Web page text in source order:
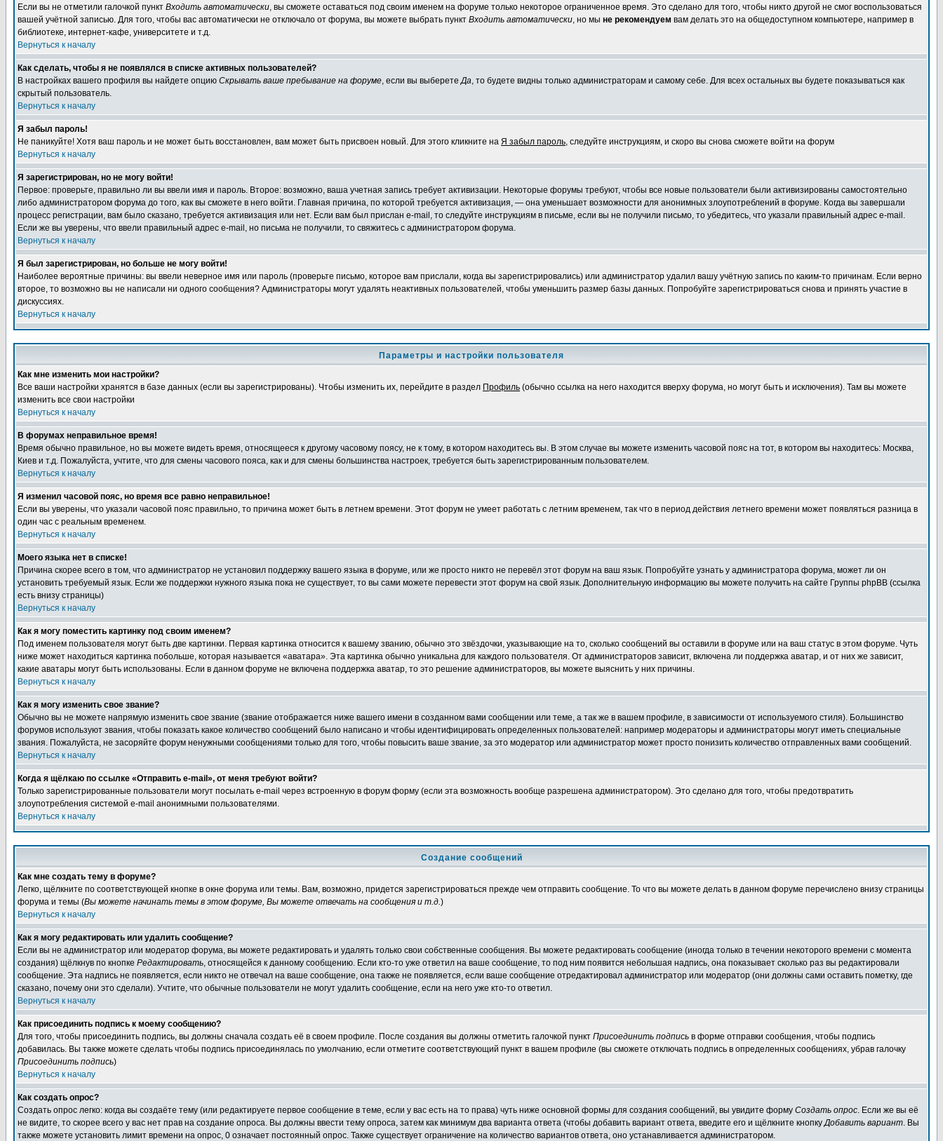
Если вы не отметили галочкой пункт Входить автоматически, вы сможете оставаться под своим именем на форуме только некоторое ограниченное время. Это сделано для того, чтобы никто другой не смог воспользоваться
вашей учётной записью. Для того, чтобы вас автоматически не отключало от форума, вы можете выбрать пункт Входить автоматически, но мы не рекомендуем вам делать это на общедоступном компьютере, например в
библиотеке, интернет-кафе, университете и т.д.
Вернуться к началу
Как сделать, чтобы я не появлялся в списке активных пользователей?
В настройках вашего профиля вы найдете опцию Скрывать ваше пребывание на форуме, если вы выберетеДа, то будете видны только администраторам и самому себе. Для всех остальных вы будете показываться как
скрытый пользователь.
Вернуться к началу
Я забыл пароль!
Не паникуйте! Хотя ваш пароль и не может быть восстановлен, вам может быть присвоен новый. Для этого кликните на Я забыл пароль, следуйте инструкциям, и скоро вы снова сможете войти на форум
Вернуться к началу
Я зарегистрирован, но не могу войти!
Первое: проверьте, правильно ли вы ввели имя и пароль. Второе: возможно, ваша учетная запись требует активизации. Некоторые форумы требуют, чтобы все новые пользователи были активизированы самостоятельно
либо администратором форума до того, как вы сможете в него войти. Главная причина, по которой требуется активизация, — она уменьшает возможности для анонимных злоупотреблений в форуме. Когда вы завершали
процесс регистрации, вам было сказано, требуется активизация или нет. Если вам был прислан e-mail, то следуйте инструкциям в письме, если вы не получили письмо, то убедитесь, что указали правильный адрес e-mail.
Если же вы уверены, что ввели правильный адрес e-mail, но письма не получили, то свяжитесь с администратором форума.
Вернуться к началу
Я был зарегистрирован, но больше не могу войти!
Наиболее вероятные причины: вы ввели неверное имя или пароль (проверьте письмо, которое вам прислали, когда вы зарегистрировались) или администратор удалил вашу учётную запись по каким-то причинам. Если верно
второе, то возможно вы не написали ни одного сообщения? Администраторы могут удалять неактивных пользователей, чтобы уменьшить размер базы данных. Попробуйте зарегистрироваться снова и принять участие в
дискуссиях.
Вернуться к началу
Параметры и настройки пользователя
Как мне изменить мои настройки?
Все ваши настройки хранятся в базе данных (если вы зарегистрированы). Чтобы изменить их, перейдите в раздел Профиль (обычно ссылка на него находится вверху форума, но могут быть и исключения). Там вы можете
изменить все свои настройки
Вернуться к началу
В форумах неправильное время!
Время обычно правильное, но вы можете видеть время, относящееся к другому часовому поясу, не к тому, в котором находитесь вы. В этом случае вы можете изменить часовой пояс на тот, в котором вы находитесь: Москва,
Киев и т.д. Пожалуйста, учтите, что для смены часового пояса, как и для смены большинства настроек, требуется быть зарегистрированным пользователем.
Вернуться к началу
Я изменил часовой пояс, но время все равно неправильное!
Если вы уверены, что указали часовой пояс правильно, то причина может быть в летнем времени. Этот форум не умеет работать с летним временем, так что в период действия летнего времени может появляться разница в
один час с реальным временем.
Вернуться к началу
Моего языка нет в списке!
Причина скорее всего в том, что администратор не установил поддержку вашего языка в форуме, или же просто никто не перевёл этот форум на ваш язык. Попробуйте узнать у администратора форума, может ли он
установить требуемый язык. Если же поддержки нужного языка пока не существует, то вы сами можете перевести этот форум на свой язык. Дополнительную информацию вы можете получить на сайте Группы phpBB (ссылка
есть внизу страницы)
Вернуться к началу
Как я могу поместить картинку под своим именем?
Под именем пользователя могут быть две картинки. Первая картинка относится к вашему званию, обычно это звёздочки, указывающие на то, сколько сообщений вы оставили в форуме или на ваш статус в этом форуме. Чуть
ниже может находиться картинка побольше, которая называется «аватара». Эта картинка обычно уникальна для каждого пользователя. От администраторов зависит, включена ли поддержка аватар, и от них же зависит,
какие аватары могут быть использованы. Если в данном форуме не включена поддержка аватар, то это решение администраторов, вы можете выяснить у них причины.
Вернуться к началу
Как я могу изменить свое звание?
Обычно вы не можете напрямую изменить свое звание (звание отображается ниже вашего имени в созданном вами сообщении или теме, а так же в вашем профиле, в зависимости от используемого стиля). Большинство
форумов используют звания, чтобы показать какое количество сообщений было написано и чтобы идентифицировать определенных пользователей: например модераторы и администраторы могут иметь специальные
звания. Пожалуйста, не засоряйте форум ненужными сообщениями только для того, чтобы повысить ваше звание, за это модератор или администратор может просто понизить количество отправленных вами сообщений.
Вернуться к началу
Когда я щёлкаю по ссылке «Отправить e-mail», от меня требуют войти?
Только зарегистрированные пользователи могут посылать e-mail через встроенную в форум форму (если эта возможность вообще разрешена администратором). Это сделано для того, чтобы предотвратить
злоупотребления системой e-mail анонимными пользователями.
Вернуться к началу
Создание сообщений
Как мне создать тему в форуме?
Легко, щёлкните по соответствующей кнопке в окне форума или темы. Вам, возможно, придется зарегистрироваться прежде чем отправить сообщение. То что вы можете делать в данном форуме перечислено внизу страницы
форума и темы (Вы можете начинать темы в этом форуме, Вы можете отвечать на сообщения и т.д.)
Вернуться к началу
Как я могу редактировать или удалить сообщение?
Если вы не администратор или модератор форума, вы можете редактировать и удалять только свои собственные сообщения. Вы можете редактировать сообщение (иногда только в течении некоторого времени с момента
создания) щёлкнув по кнопке Редактировать, относящейся к данному сообщению. Если кто-то уже ответил на ваше сообщение, то под ним появится небольшая надпись, она показывает сколько раз вы редактировали
сообщение. Эта надпись не появляется, если никто не отвечал на ваше сообщение, она также не появляется, если ваше сообщение отредактировал администратор или модератор (они должны сами оставить пометку, где
сказано, почему они это сделали). Учтите, что обычные пользователи не могут удалить сообщение, если на него уже кто-то ответил.
Вернуться к началу
Как присоединить подпись к моему сообщению?
Для того, чтобы присоединить подпись, вы должны сначала создать её в своем профиле. После создания вы должны отметить галочкой пункт Присоединить подпись в форме отправки сообщения, чтобы подпись
добавилась. Вы также можете сделать чтобы подпись присоединялась по умолчанию, если отметите соответствующий пункт в вашем профиле (вы сможете отключать подпись в определенных сообщениях, убрав галочку
Присоединить подпись)
Вернуться к началу
Как создать опрос?
Создать опрос легко: когда вы создаёте тему (или редактируете первое сообщение в теме, если у вас есть на то права) чуть ниже основной формы для создания сообщений, вы увидите форму Создать опрос. Если же вы её
не видите, то скорее всего у вас нет прав на создание опроса. Вы должны ввести тему опроса, затем как минимум два варианта ответа (чтобы добавить вариант ответа, введите его и щёлкните кнопкуДобавить вариант. Вы
также можете установить лимит времени на опрос, 0 означает постоянный опрос. Также существует ограничение на количество вариантов ответа, оно устанавливается администратором.